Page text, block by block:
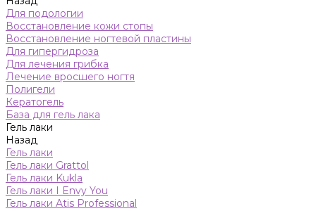
Для подологии
Восстановление кожи стопы
Восстановление ногтевой пластины
Для гипергидроза
Для лечения грибка
Лечение вросшего ногтя
Полигели
Кератогель
База для гель лака
Гель лаки
Назад
Гель лаки
Гель лаки Grattol
Гель лаки Kukla
Гель лаки I Envy You
Гель лаки Atis Professional